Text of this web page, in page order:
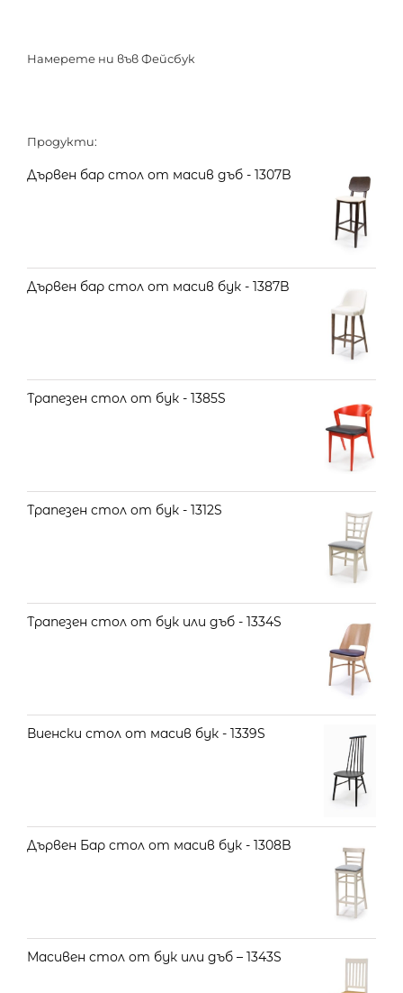
Намерете ни във Фейсбук
Продукти:
Дървен бар стол от масив дъб - 1307B
Дървен бар стол от масив бук - 1387B
Трапезен стол от бук - 1385S
Трапезен стол от бук - 1312S
Трапезен стол от бук или дъб - 1334S
Виенски стол от масив бук - 1339S
Дървен Бар стол от масив бук - 1308B
Масивен стол от бук или дъб – 1343S